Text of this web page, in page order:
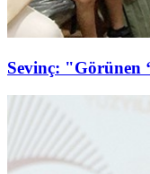
Sevinç: "Görünen